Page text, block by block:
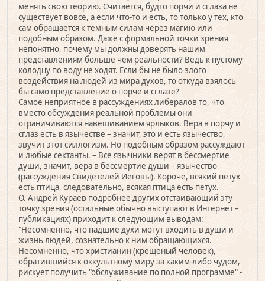
менять свою теорию. Считается, будто порчи и сглаза не
существует вовсе, а если что-то и есть, то только у тех, кто
сам обращается к темным силам через магию или
подобным образом. Даже с формальной точки зрения
непонятно, почему мы должны доверять нашим
представлениям больше чем реальности? Ведь к пустому
колодцу по воду не ходят. Если бы не было злого
воздействия на людей из мира духов, то откуда взялось
бы само представление о порче и сглазе?
Самое неприятное в рассуждениях либералов то, что
вместо обсуждения реальной проблемы они
ограничиваются навешиванием ярлыков. Вера в порчу и
сглаз есть в язычестве – значит, это и есть язычество,
звучит этот силлогизм. Но подобным образом рассуждают
и любые сектанты. – Все язычники верят в бессмертие
души, значит, вера в бессмертие души – язычество
(рассуждения Свидетелей Иеговы). Короче, всякий петух
есть птица, следовательно, всякая птица есть петух.
О. Андрей Кураев подробнее других отстаивающий эту
точку зрения (остальные обычно выступают в Интернет –
публикациях) приходит к следующим выводам:
"Несомненно, что падшие духи могут входить в души и
жизнь людей, сознательно к ним обращающихся.
Несомненно, что христианин (крещеный человек),
обратившийся к оккультному миру за каким-либо чудом,
рискует получить "обслуживание по полной программе" -